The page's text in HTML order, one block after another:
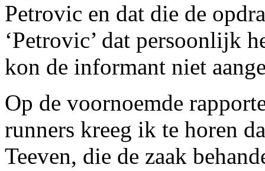
Petrovic en dat die de
‘Petrovic’ dat persoonlijk
kon de informant niet
Op de voornoemde
runners kreeg ik te horen
Teeven, die de zaak